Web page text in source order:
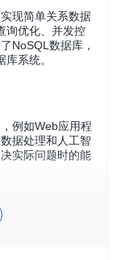
现简单关系数据
询优化、并发控
NoSQL数据库，
系统。
例如Web应用程
据处理和人工智
实际问题时的能